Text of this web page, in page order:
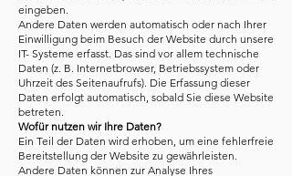
eingeben.
Andere Daten werden automatisch oder nach Ihrer
Einwilligung beim Besuch der Website durch unsere
IT- Systeme erfasst. Das sind vor allem technische
Daten (z. B. Internetbrowser, Betriebssystem oder
Uhrzeit des Seitenaufrufs). Die Erfassung dieser
Daten erfolgt automatisch, sobald Sie diese Website
betreten.
Wofür nutzen wir Ihre Daten?
Ein Teil der Daten wird erhoben, um eine fehlerfreie
Bereitstellung der Website zu gewährleisten.
Andere Daten können zur Analyse Ihres